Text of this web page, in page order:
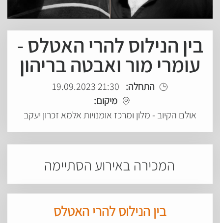
בין הנילוס להרי האטלס -
עומרי מור ואבטה בריהון
התחלה: 21:30 19.09.2023
מיקום:
אולם הקיוב - מלון ומרכז אומנויות אלמא זכרון יעקב
המכירה באירוע הסתיימה
בין הנילוס להרי האטלס